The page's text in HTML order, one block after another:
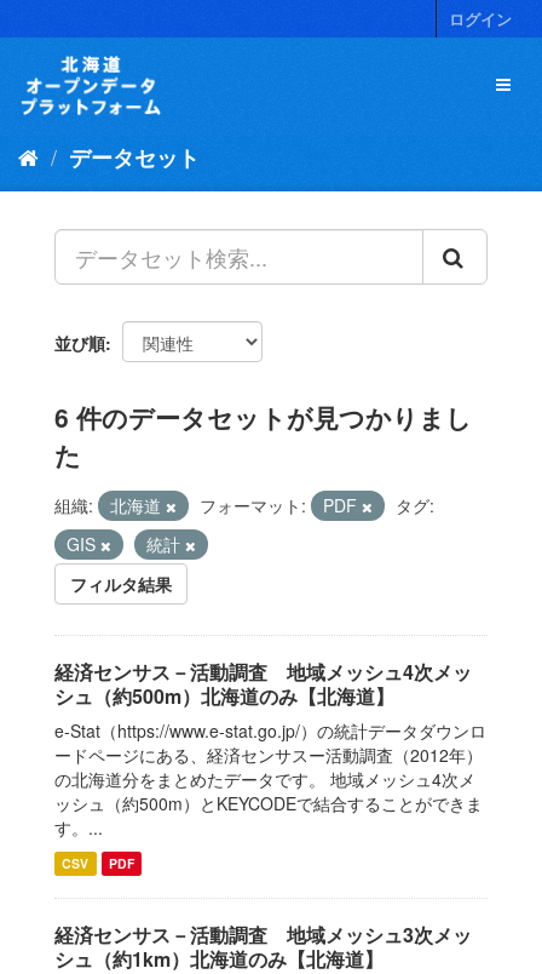
キ
ログイン
データセット
並び順
6 件のデータセットが見つかりまし
た
組織: 北海道 フォーマット: PDF
タグ:
GIS
統計
フィルタ結果
経済センサス－活動調査 地域メッシュ4次メッ
シュ（約500m）北海道のみ【北海道】
e-Stat（https://www.e-stat.go.jp/）の統計データダウンロ
ードページにある、経済センサスー活動調査（2012年）
の北海道分をまとめたデータです。 地域メッシュ4次メ
ッシュ（約500m）とKEYCODEで結合することができま
す。...
CSV PDF
経済センサス－活動調査 地域メッシュ3次メッ
シュ（約1km）北海道のみ【北海道】